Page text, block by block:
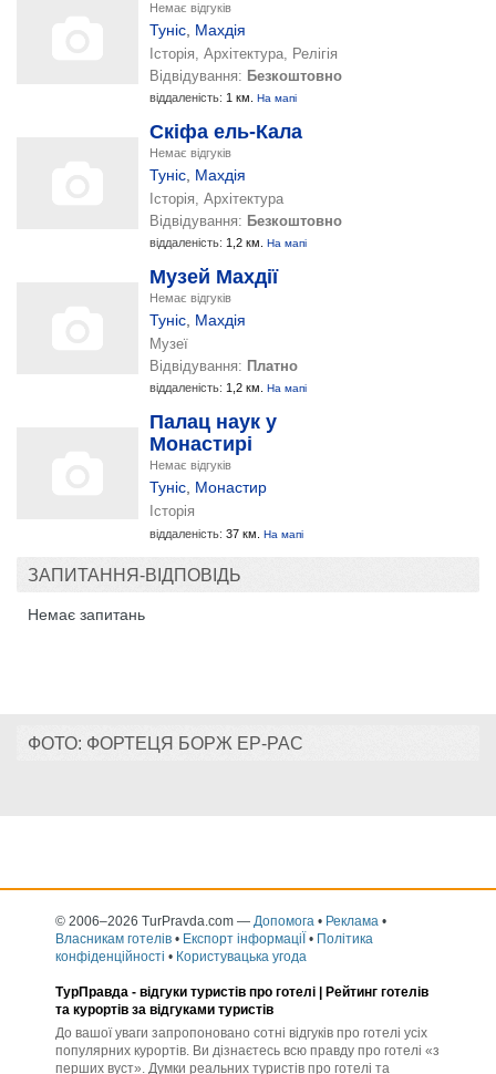
Немає відгуків
Туніс Махдія
Історія, Архітектура, Релігія
Відвідування: Безкоштовно
віддаленість: 1 км. На мапі
Скіфа ель-Кала
Немає відгуків
Туніс Махдія
Історія, Архітектура
Відвідування: Безкоштовно
віддаленість: 1,2 км. На мапі
Музей Махдії
Немає відгуків
Туніс Махдія
Музеї
Відвідування: Платно
віддаленість: 1,2 км. На мапі
Палац наук у
Монастирі
Немає відгуків
Туніс Монастир
Історія
віддаленість: 37 км. На мапі
ЗАПИТАННЯ-ВІДПОВІДЬ
Немає запитань
ФОТО: ФОРТЕЦЯ БОРЖ ЕР-РАС
© 2006–2026 TurPravda.com — Допомога • Реклама •
Власникам готелів • Експорт інформаціЇ • Політика
конфіденційності • Користувацька угода
ТурПравда - відгуки туристів про готелі | Рейтинг готелів
та курортів за відгуками туристів
До вашої уваги запропоновано сотні відгуків про готелі усіх
популярних курортів. Ви дізнаєтесь всю правду про готелі «з
перших вуст». Думки реальних туристів про готелі та